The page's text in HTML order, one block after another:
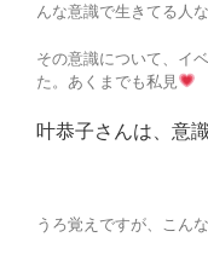
んな意識で生きてる人
その意識について、イ
た。あくまでも私見
叶恭子さんは、意
うろ覚えですが、こん